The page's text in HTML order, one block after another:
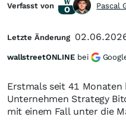
Erstmals seit 41 Monaten
Unternehmen Strategy
mit einem Fall unter die
Verfasst von Pascal
Letzte Änderung
wallstreetONLINE bei